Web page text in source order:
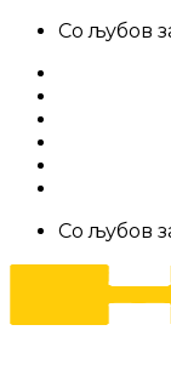
Skip
content
Со љубов
Со љубов